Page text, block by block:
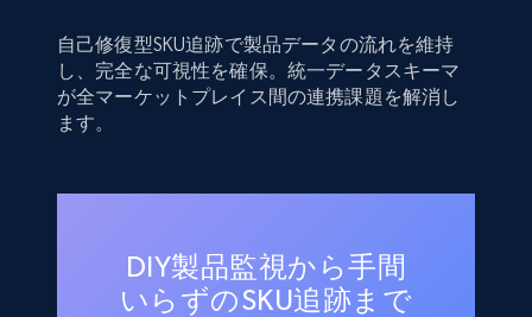
自己修復型SKU追跡で製品データの流れを維持
し、完全な可視性を確保。統一データスキーマ
が全マーケットプレイス間の連携課題を解消し
ます。
DIY製品監視から手間
いらずのSKU追跡まで